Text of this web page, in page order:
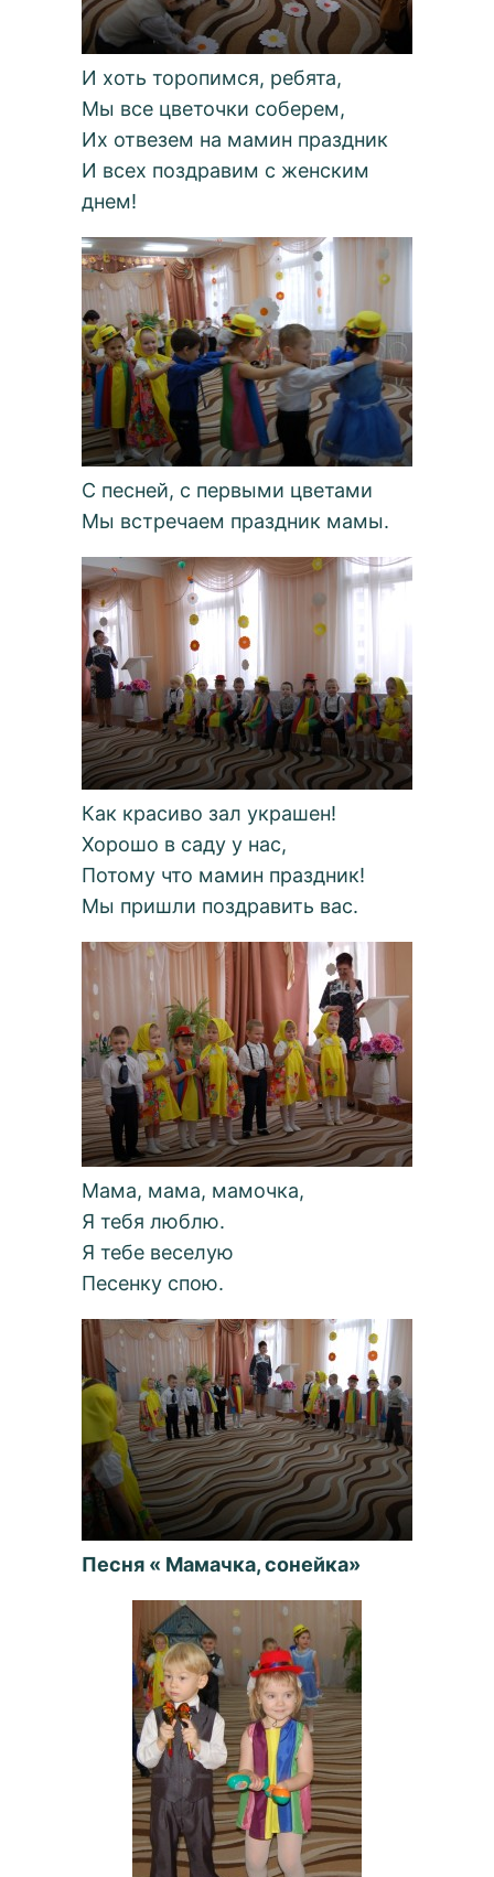
И хоть торопимся, ребята,
Мы все цветочки соберем,
Их отвезем на мамин праздник
И всех поздравим с женским
днем!
С песней, с первыми цветами
Мы встречаем праздник мамы.
Как красиво зал украшен!
Хорошо в саду у нас,
Потому что мамин праздник!
Мы пришли поздравить вас.
Мама, мама, мамочка,
Я тебя люблю.
Я тебе веселую
Песенку спою.
Песня « Мамачка, сонейка»